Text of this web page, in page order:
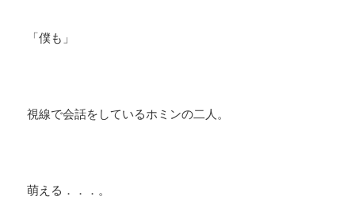
「僕も」
視線で会話をしているホミンの二人。
萌える．．．。